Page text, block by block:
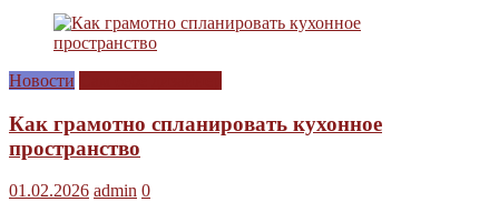
Новости
Как грамотно спланировать кухонное
пространство
01.02.2026 admin 0